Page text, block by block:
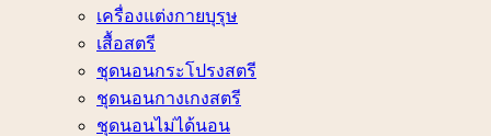
เครื่องแต่งกายบุรุษ
เสื้อสตรี
ชุดนอนกระโปรงสตรี
ชุดนอนกางเกงสตรี
ชุดนอนไม่ได้นอน